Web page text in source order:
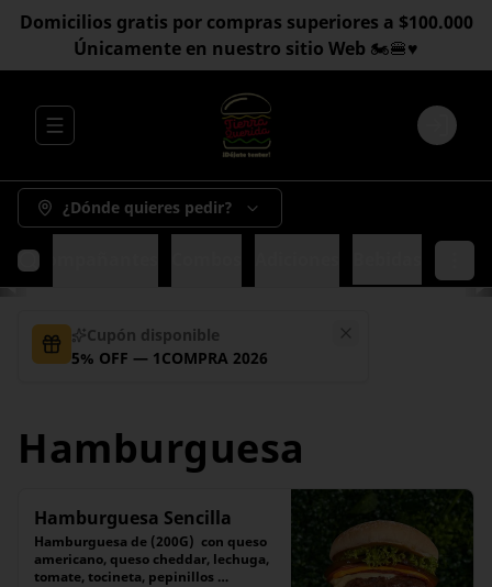
Domicilios gratis por compras superiores a $100.000
Únicamente en nuestro sitio Web 🏍️🍔♥️
Abrir menu de navegación Login
¿Dónde quieres pedir?
Acompañantes
Cupón disponible
5% OFF — 1COMPRA 2026
Hamburguesa
Hamburguesa Sencilla
Hamburguesa de (200G)  con queso
americano, queso cheddar, lechuga,
tomate, tocineta, pepinillos